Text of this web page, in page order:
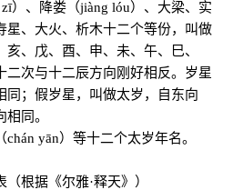
）、降娄（jiàng lóu）、大梁、实
星、大火、析木十二个等份，叫做
、戊、酉、申、未、午、巳、
二次与十二辰方向刚好相反。岁星
同；假岁星，叫做太岁，自东向
同。
yān）等十二个太岁年名。
根据《尔雅·释天》）